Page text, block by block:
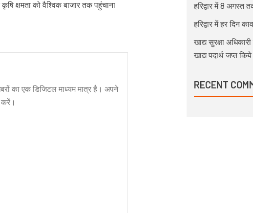
क्षमता को वैश्विक बाजार तक पहुंचाना
का एक डिजिटल माध्यम मात्र है। अपने
करें।
हरिद्वार में 8 अगस्त
हरिद्वार में हर दिन
खाद्य सुरक्षा
खाद्य पदार्थ जप्त किये
RECENT